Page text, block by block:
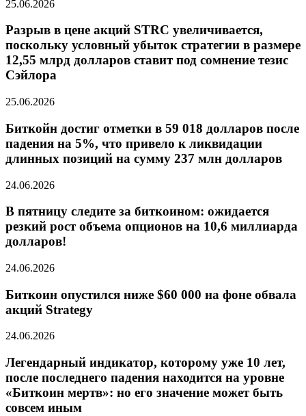
25.06.2026
Разрыв в цене акций STRC увеличивается,
поскольку условный убыток стратегии в размере
12,55 млрд долларов ставит под сомнение тезис
Сэйлора
25.06.2026
Биткойн достиг отметки в 59 018 долларов после
падения на 5%, что привело к ликвидации
длинных позиций на сумму 237 млн долларов
24.06.2026
В пятницу следите за биткоином: ожидается
резкий рост объема опционов на 10,6 миллиарда
долларов!
24.06.2026
Биткоин опустился ниже $60 000 на фоне обвала
акций Strategy
24.06.2026
Легендарный индикатор, которому уже 10 лет,
после последнего падения находится на уровне
«Биткоин мертв»: но его значение может быть
совсем иным